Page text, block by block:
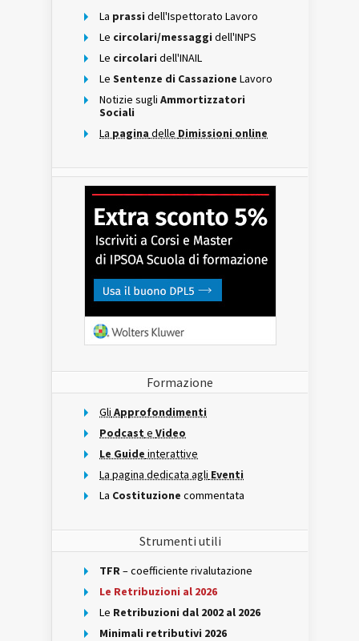
La prassi dell'Ispettorato Lavoro
Le circolari/messaggi dell'INPS
Le circolari dell'INAIL
Le Sentenze di Cassazione Lavoro
Notizie sugli Ammortizzatori
Sociali
La pagina delle Dimissioni online
Formazione
Gli Approfondimenti
Podcast e Video
Le Guide interattive
La pagina dedicata agli Eventi
La Costituzione commentata
Strumenti utili
TFR– coefficiente rivalutazione
Le Retribuzioni al 2026
Le Retribuzioni dal 2002 al 2026
Minimali retributivi 2026